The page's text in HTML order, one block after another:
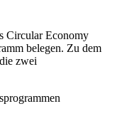
Circular Economy
belegen. Zu dem
zwei